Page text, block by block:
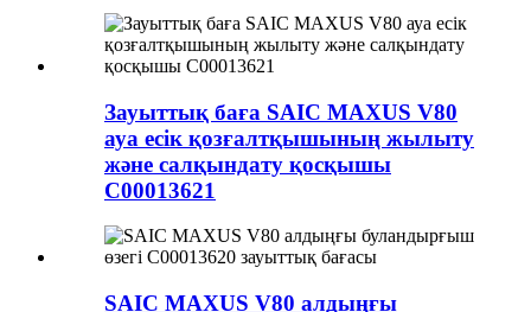
Зауыттық баға SAIC MAXUS V80
ауа есік қозғалтқышының жылыту
және салқындату қосқышы
C00013621
SAIC MAXUS V80 алдыңғы